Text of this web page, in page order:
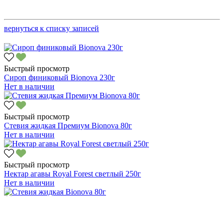
вернуться к списку записей
Быстрый просмотр
Сироп финиковый Bionova 230г
Нет в наличии
Быстрый просмотр
Стевия жидкая Премиум Bionova 80г
Нет в наличии
Быстрый просмотр
Нектар агавы Royal Forest светлый 250г
Нет в наличии